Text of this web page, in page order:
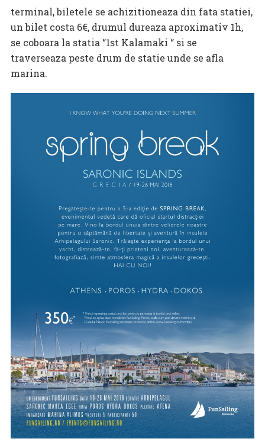
terminal, biletele se achizitioneaza din fata statiei,
un bilet costa 6€, drumul dureaza aproximativ 1h,
se coboara la statia “1st Kalamaki “ si se
traverseaza peste drum de statie unde se afla
marina.